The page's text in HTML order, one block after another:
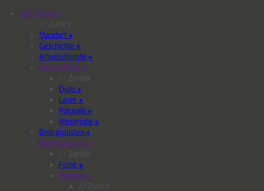
Der Verein+
Standort+
Geschichte+
Arbeitsdienste+
Vereinsflotte +
Dyas+
Laser+
Polyvalk+
Weserjolle+
Beitragslisten+
Bildergalerien+
Filme+
Regatta +